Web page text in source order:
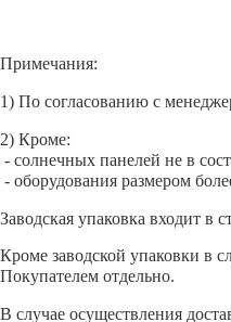
Примечания:
1) По согласованию с
2) Кроме:
- солнечных панелей не в
- оборудования размером
Заводская упаковка входит в
Кроме заводской упаковки в
Покупателем отдельно.
В случае осуществления